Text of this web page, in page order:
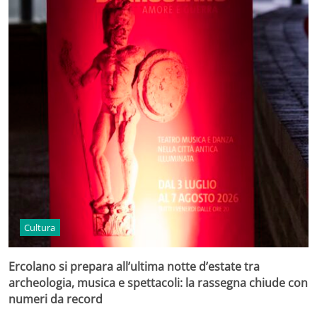
Cultura
Ercolano si prepara all’ultima notte d’estate tra
archeologia, musica e spettacoli: la rassegna chiude con
numeri da record